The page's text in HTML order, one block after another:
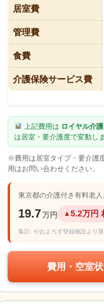
居室費
管理費
食費
介護保険サービス費
上記費用は ロイヤル介護
は居室・要介護度で変動しま
※費用は居室タイプ・要介護
用はお問い合わせください。
東京都の介護付き有料老
19.7万円 ▲5.2万円
集計: やおよろず登録施設より
費用・空室